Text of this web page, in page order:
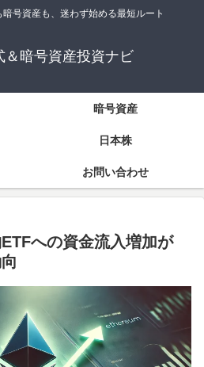
号資産も、迷わず始める最短ルート
＆暗号資産投資ナビ
暗号資産
日本株
お問い合わせ
への資金流入増加が